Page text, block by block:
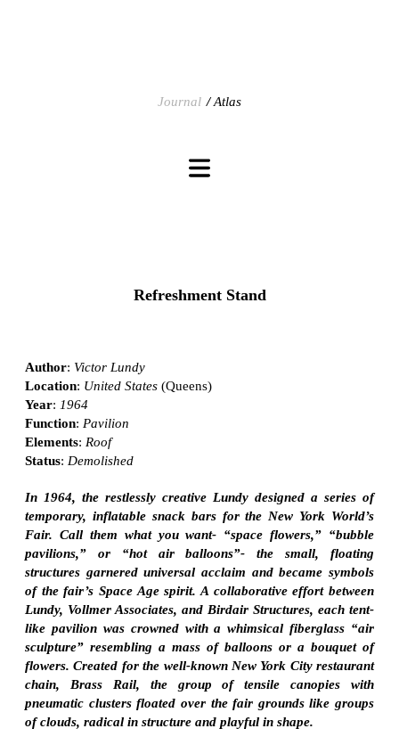
Journal Atlas
Refreshment Stand
Author: Victor Lundy
Location: United States (Queens)
Year: 1964
Function: Pavilion
Elements: Roof
Status: Demolished
In 1964, the restlessly creative Lundy designed a series of
temporary, inflatable snack bars for the New York World’s
Fair. Call them what you want- “space flowers,” “bubble
pavilions,” or “hot air balloons”- the small, floating
structures garnered universal acclaim and became symbols
of the fair’s Space Age spirit. A collaborative effort between
Lundy, Vollmer Associates, and Birdair Structures, each tent-
like pavilion was crowned with a whimsical fiberglass “air
sculpture” resembling a mass of balloons or a bouquet of
flowers. Created for the well-known New York City restaurant
chain, Brass Rail, the group of tensile canopies with
pneumatic clusters floated over the fair grounds like groups
of clouds, radical in structure and playful in shape.